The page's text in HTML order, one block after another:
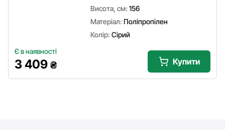
Висота, см: 156
Матеріал: Поліпропілен
Колір: Сірий
Є в наявності
3 409 ₴ Купити